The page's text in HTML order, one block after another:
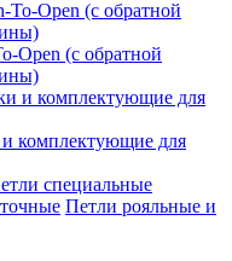
Open (с обратной
комплектующие для
специальные
Петли рояльные и